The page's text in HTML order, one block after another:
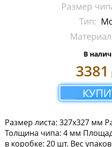
Керамика
Миксы
Мозаика Irida
Мозаика
Мозаика Mir
Мозаика
Размер
Тип:
В
3381
Размер листа: 327х327 мм
Толщина чипа: 4 мм
в коробке: 20 шт. Вес